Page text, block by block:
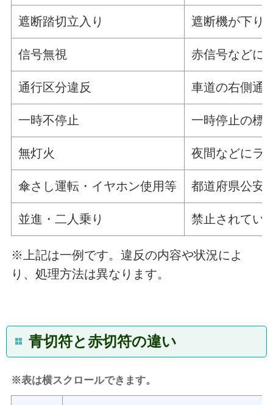
遮断踏切立入り 遮断機が下り
信号無視 赤信号などに
通行区分違反 車道の右側通
一時不停止 一時停止の標
無灯火 夜間などにラ
傘さし運転・イヤホン使用等 都道府県公安
並進・二人乗り 禁止されてい
※上記は一例です。違反の内容や状況によ
り、処理方法は異なります。
青切符と赤切符の違い
※表は横スクロールできます。